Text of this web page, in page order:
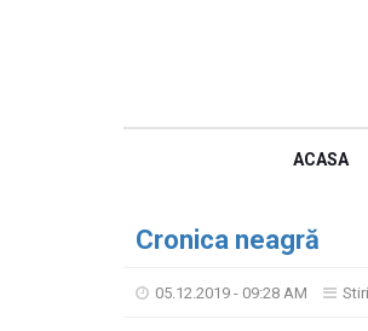
ACASA
Cronica neagră
05.12.2019 - 09:28 AM